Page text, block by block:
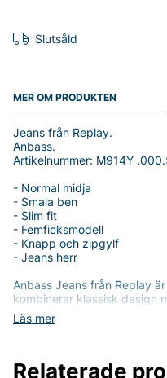
Slutsåld
MER OM PRODUKTEN
Läs mer
Jeans från Replay.
Anbass.
Artikelnummer: M914Y
- Normal midja
- Smala ben
- Slim fit
- Femficksmodell
- Knapp och zipgylf
- Jeans herr
Anbass Jeans från Replay
kombinerar klassisk design
passform. Med normal midja
byxorna en ren och stilren
stil. Tillverkad i
Relaterade